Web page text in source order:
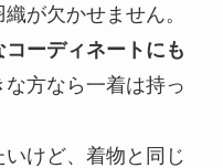
が欠かせません。
ーディネートにも
方なら一着は持っ
けど、着物と同じ